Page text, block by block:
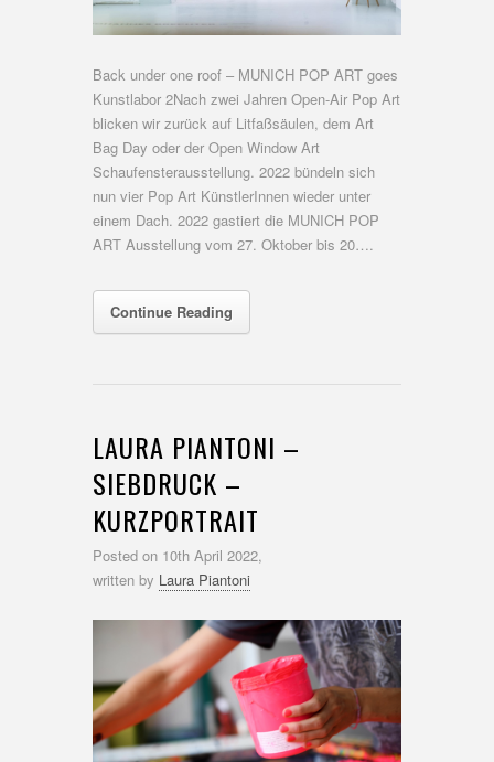
Back under one roof – MUNICH POP ART goes
Kunstlabor 2Nach zwei Jahren Open-Air Pop Art
blicken wir zurück auf Litfaßsäulen, dem Art
Bag Day oder der Open Window Art
Schaufensterausstellung. 2022 bündeln sich
nun vier Pop Art KünstlerInnen wieder unter
einem Dach. 2022 gastiert die MUNICH POP
ART Ausstellung vom 27. Oktober bis 20….
Continue Reading
LAURA PIANTONI –
SIEBDRUCK –
KURZPORTRAIT
Posted on 10th April 2022,
written by Laura Piantoni